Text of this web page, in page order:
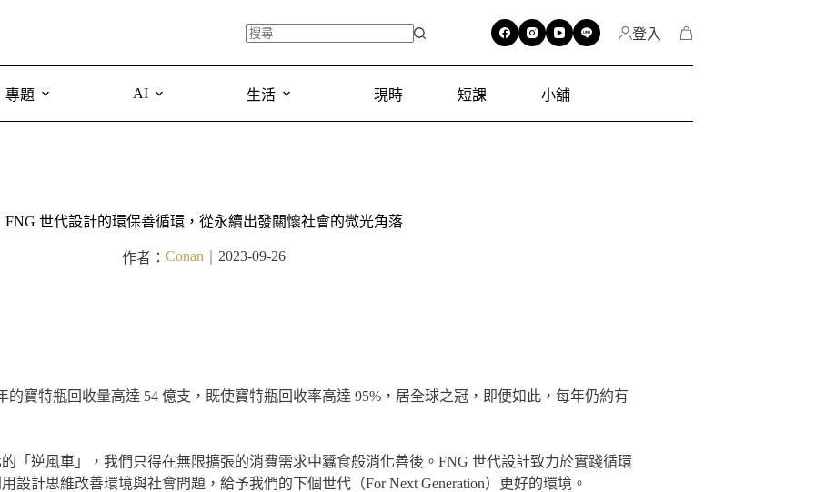
登入
專題 AI 生活 現時 短課 小舖
FNG 世代設計的環保善循環，從永續出發關懷社會的微光角落
作者： Conan 2023-09-26
的寶特瓶回收量高達 54 億支，既使寶特瓶回收率高達 95%，居全球之冠，即便如此，每年仍約有
「逆風車」，我們只得在無限擴張的消費需求中蠶食般消化善後。FNG 世代設計致力於實踐循環
設計思維改善環境與社會問題，給予我們的下個世代（For Next Generation）更好的環境。